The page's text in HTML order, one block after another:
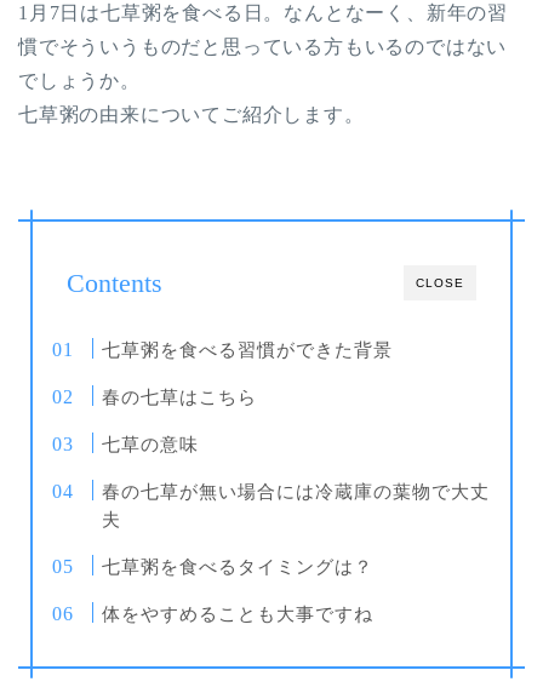
1月7日は七草粥を食べる日。なんとなーく、新年の習
慣でそういうものだと思っている方もいるのではない
でしょうか。
七草粥の由来についてご紹介します。
CLOSE
Contents
七草粥を食べる習慣ができた背景
春の七草はこちら
七草の意味
春の七草が無い場合には冷蔵庫の葉物で大丈
夫
七草粥を食べるタイミングは？
体をやすめることも大事ですね